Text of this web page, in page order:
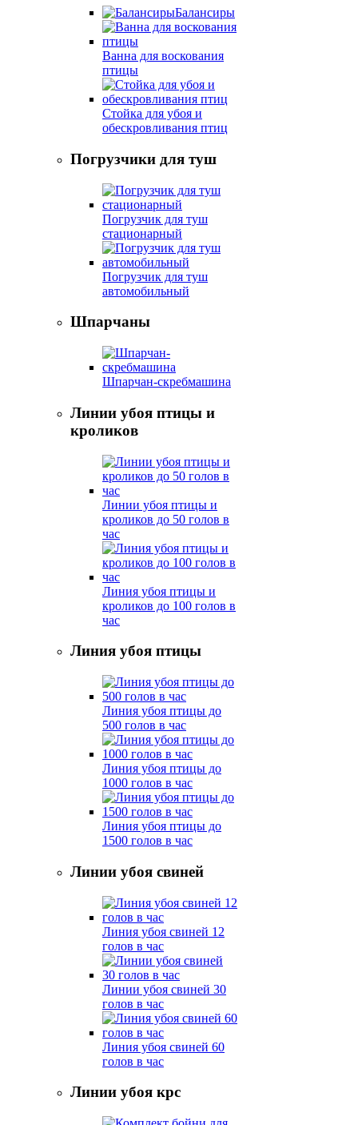
Балансиры
Ванна для воскования
птицы
Стойка для убоя и
обескровливания птиц
Погрузчики для туш
Погрузчик для туш
стационарный
Погрузчик для туш
автомобильный
Шпарчаны
Шпарчан-скребмашина
Линии убоя птицы и
кроликов
Линии убоя птицы и
кроликов до 50 голов в
час
Линия убоя птицы и
кроликов до 100 голов в
час
Линия убоя птицы
Линия убоя птицы до
500 голов в час
Линия убоя птицы до
1000 голов в час
Линия убоя птицы до
1500 голов в час
Линии убоя свиней
Линия убоя свиней 12
голов в час
Линии убоя свиней 30
голов в час
Линия убоя свиней 60
голов в час
Линии убоя крс